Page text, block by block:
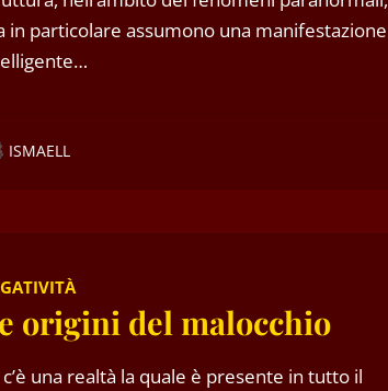
in particolare assumono una manifestazione
ISMAELL
origini del malocchio
c’è una realtà la quale è presente in tutto il